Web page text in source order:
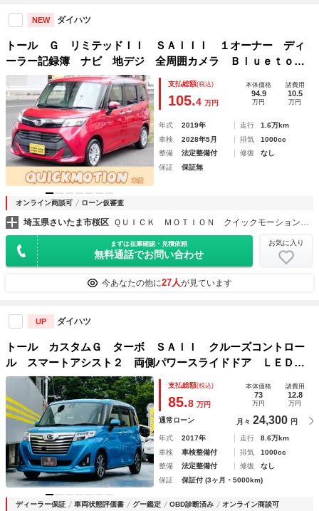
NEW ダイハツ
トール Ｇ リミテッドＩＩ ＳＡＩＩＩ １オーナー ディ
ーラー記録簿 ナビ 地デジ 全周囲カメラ Ｂｌｕｅｔｏｏ
ｔｈ 両側パワースライドドア ＬＥＤヘッドライト ドライ
ブレコーダー スマートキー スペア クリアランスソナー
クルコン
支払総額(税込)
105.4 万円
本体価格
94.9
万円
諸費用
10.5
万円
年式 2019年 走行
1.6万km
車検
2028年5月 排気
1000cc
整備
法定整備付 修復
なし
保証
保証無
オンライン商談可 ローン仮審査
埼玉県さいたま市桜区
まずは在庫確認・見積依頼
無料通話でお問い合わせ
お気に入り
今あなたの他に27人が見ています
UP ダイハツ
トール カスタムＧ ターボ ＳＡＩＩ クルーズコントロー
ル スマートアシスト２ 両側パワースライドドア ＬＥＤヘ
ッドランプ ナビ ＴＶ パノラマモニター 後席モニター
ＥＴＣ ドラレコ スマートキー
支払総額(税込)
85.8 万円
本体価格
73
万円
諸費用
12.8
万円
通常ローン 月々 24,300 円
年式 2017年 走行
8.6万km
車検
車検整備付 排気
1000cc
整備
法定整備付 修復
なし
保証
保証付 (3ヶ月・5000km)
ディーラー保証 車両状態評価書 グー鑑定 OBD診断済み オンライン商談可